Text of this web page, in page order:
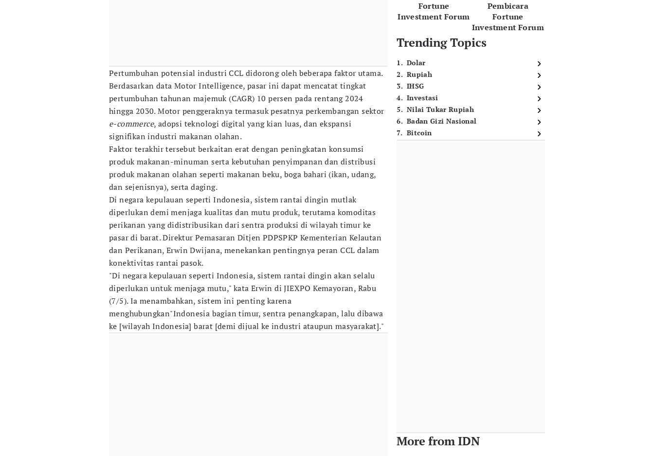
Pertumbuhan potensial industri CCL didorong oleh beberapa faktor utama.
Berdasarkan data Motor Intelligence, pasar ini dapat mencatat tingkat
pertumbuhan tahunan majemuk (CAGR) 10 persen pada rentang 2024
hingga 2030. Motor penggeraknya termasuk pesatnya perkembangan sektor
e-commerce, adopsi teknologi digital yang kian luas, dan ekspansi
signifikan industri makanan olahan.
Faktor terakhir tersebut berkaitan erat dengan peningkatan konsumsi
produk makanan-minuman serta kebutuhan penyimpanan dan distribusi
produk makanan olahan seperti makanan beku, boga bahari (ikan, udang,
dan sejenisnya), serta daging.
Di negara kepulauan seperti Indonesia, sistem rantai dingin mutlak
diperlukan demi menjaga kualitas dan mutu produk, terutama komoditas
perikanan yang didistribusikan dari sentra produksi di wilayah timur ke
pasar di barat. Direktur Pemasaran Ditjen PDPSPKP Kementerian Kelautan
dan Perikanan, Erwin Dwijana, menekankan pentingnya peran CCL dalam
konektivitas rantai pasok.
"Di negara kepulauan seperti Indonesia, sistem rantai dingin akan selalu
diperlukan untuk menjaga mutu," kata Erwin di JIEXPO Kemayoran, Rabu
(7/5). Ia menambahkan, sistem ini penting karena
menghubungkan"Indonesia bagian timur, sentra penangkapan, lalu dibawa
ke [wilayah Indonesia] barat [demi dijual ke industri ataupun masyarakat]."
Fortune
Investment Forum
Pembicara
Fortune
Investment Forum
Trending Topics
1. Dolar
2. Rupiah
3. IHSG
4. Investasi
5. Nilai Tukar Rupiah
6. Badan Gizi Nasional
7. Bitcoin
More from IDN